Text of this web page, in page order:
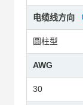
电缆线方向
圆柱型
AWG
30